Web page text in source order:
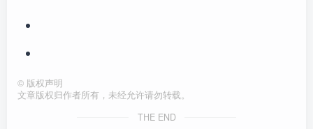
© 版权声明
文章版权归作者所有，未经允许请勿转载。
THE END